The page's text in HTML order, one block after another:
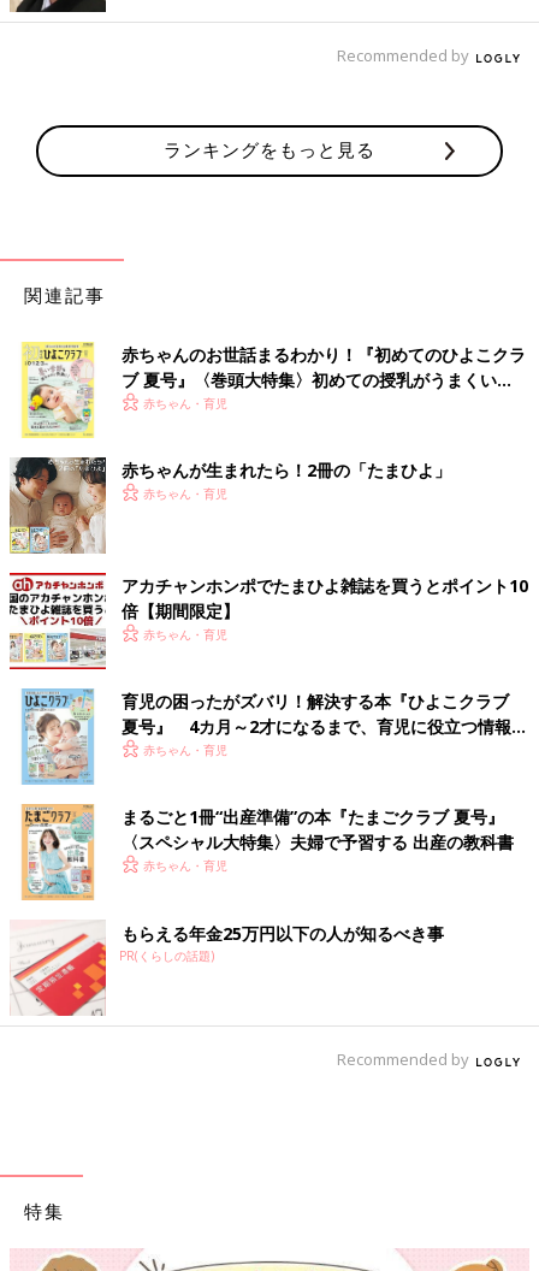
Recommended by
ランキングをもっと見る
関連記事
赤ちゃんのお世話まるわかり！『初めてのひよこクラ
ブ 夏号』〈巻頭大特集〉初めての授乳がうまくい
く！ おっぱい・ミルクの基本と夏のトラブル 解決テ
赤ちゃん・育児
赤ちゃんが生まれたら！2冊の「たまひよ」
赤ちゃん・育児
アカチャンホンポでたまひよ雑誌を買うとポイント10
倍【期間限定】
赤ちゃん・育児
育児の困ったがズバリ！解決する本『ひよこクラブ
夏号』 4カ月～2才になるまで、育児に役立つ情報が
いっぱい！
赤ちゃん・育児
まるごと1冊“出産準備”の本『たまごクラブ 夏号』
〈スペシャル大特集〉夫婦で予習する 出産の教科書
赤ちゃん・育児
もらえる年金25万円以下の人が知るべき事
PR(くらしの話題)
Recommended by
特集